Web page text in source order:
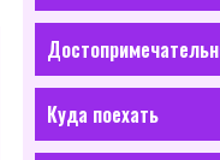
Куда поехать